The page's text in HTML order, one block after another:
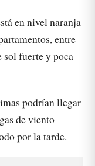
en nivel naranja
entre
sol fuerte y poca
podrían llegar
de viento
por la tarde.